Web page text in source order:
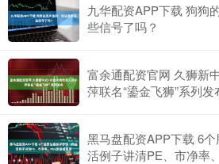
九华配资APP下载 狗狗
些信号了吗？
富余通配资官网 久狮新
萍联名“鎏金飞狮”系列发
黑马盘配资APP下载 6
活例子讲清PE、市净率